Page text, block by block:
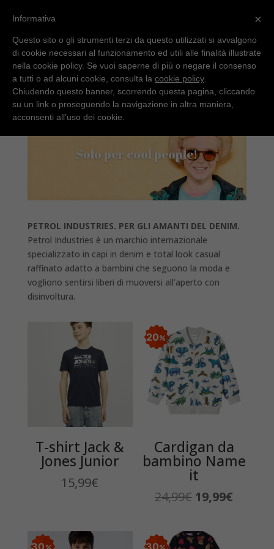
Solo per cool people!
PETROL INDUSTRIES. PER GLI AMANTI DEL DENIM.
Petrol Industries è un marchio internazionale
specializzato in capi in denim e total look casual
raffinato adatto a bambini che seguono la moda e
vogliono sentirsi liberi di muoversi all’aperto con
disinvoltura.
T-shirt Jack &
Jones Junior
15,99€
20
Cardigan da
bambino Name
it
24,99€ Il
originale
era:
19,99€
×
Informativa
Questo sito o gli strumenti terzi da questo utilizzati si avvalgono
di cookie necessari al funzionamento ed utili alle finalità illustrate
nella cookie policy. Se vuoi saperne di più o negare il consenso
a tutti o ad alcuni cookie, consulta la cookie policy
Chiudendo questo banner, scorrendo questa pagina, cliccando
su un link o proseguendo la navigazione in altra maniera,
acconsenti all’uso dei cookie.